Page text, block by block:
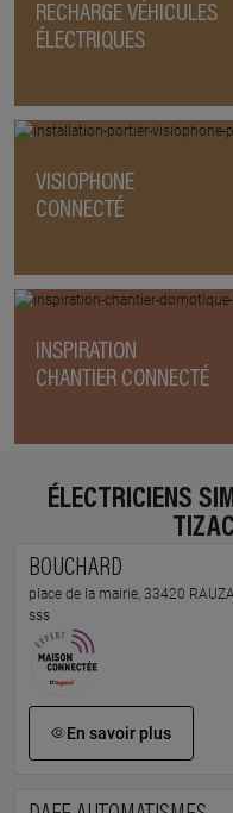
RECHARGE VÉHICULES
ÉLECTRIQUES
VISIOPHONE
CONNECTÉ
INSPIRATION
CHANTIER CONNECTÉ
ÉLECTRICIENS
BOUCHARD
place de la mairie, 33420
sss
En savoir plus